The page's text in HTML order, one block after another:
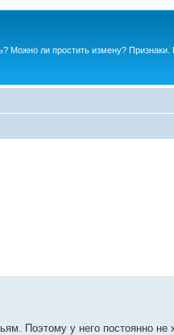
Можно ли простить измену?
Поэтому у него постоянно не